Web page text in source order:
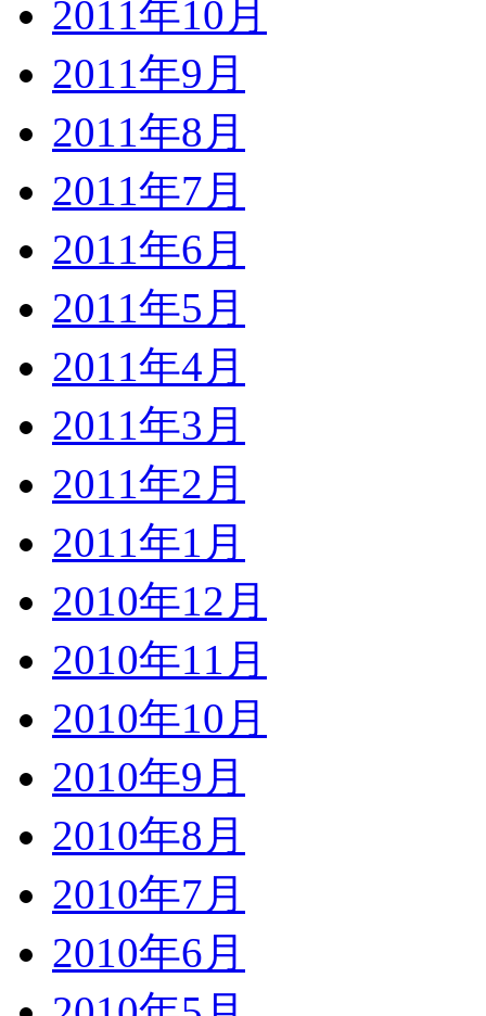
2011年10月
2011年9月
2011年8月
2011年7月
2011年6月
2011年5月
2011年4月
2011年3月
2011年2月
2011年1月
2010年12月
2010年11月
2010年10月
2010年9月
2010年8月
2010年7月
2010年6月